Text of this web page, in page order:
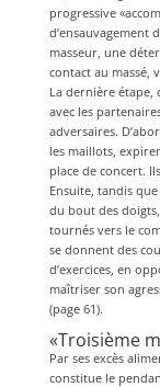
progressive
d’ensauvagement
masseur, une
contact au massé,
La dernière étape,
avec les
adversaires.
les maillots,
place de concert.
Ensuite, tandis
du bout des doigts,
tournés vers le
se donnent des
d’exercices, en
maîtriser son
(page 61).
«Troisième
Par ses excès
constitue le